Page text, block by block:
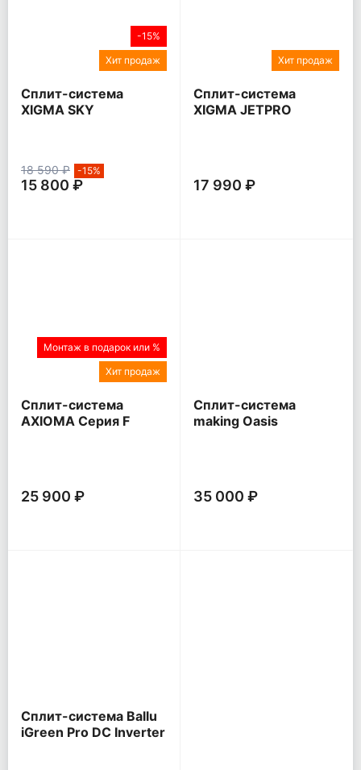
-15%
Хит продаж
Сплит-система
XIGMA SKY
18 590 ₽ -15%
15 800 ₽
Хит продаж
Сплит-система
XIGMA JETPRO
17 990 ₽
Монтаж в подарок или %
Хит продаж
Сплит-система
AXIOMA Серия F
25 900 ₽
Сплит-система
making Oasis
35 000 ₽
Сплит-система Ballu
iGreen Pro DC Inverter